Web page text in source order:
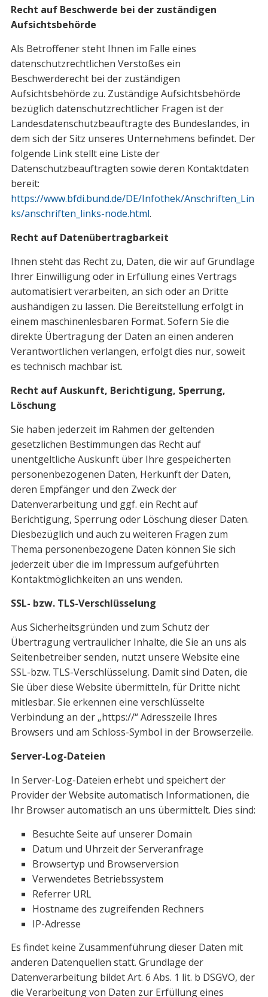
Recht auf Beschwerde bei der zuständigen
Aufsichtsbehörde
Als Betroffener steht Ihnen im Falle eines
datenschutzrechtlichen Verstoßes ein
Beschwerderecht bei der zuständigen
Aufsichtsbehörde zu. Zuständige Aufsichtsbehörde
bezüglich datenschutzrechtlicher Fragen ist der
Landesdatenschutzbeauftragte des Bundeslandes, in
dem sich der Sitz unseres Unternehmens befindet. Der
folgende Link stellt eine Liste der
Datenschutzbeauftragten sowie deren Kontaktdaten
bereit:
https://www.bfdi.bund.de/DE/Infothek/Anschriften_Lin
ks/anschriften_links-node.html.
Recht auf Datenübertragbarkeit
Ihnen steht das Recht zu, Daten, die wir auf Grundlage
Ihrer Einwilligung oder in Erfüllung eines Vertrags
automatisiert verarbeiten, an sich oder an Dritte
aushändigen zu lassen. Die Bereitstellung erfolgt in
einem maschinenlesbaren Format. Sofern Sie die
direkte Übertragung der Daten an einen anderen
Verantwortlichen verlangen, erfolgt dies nur, soweit
es technisch machbar ist.
Recht auf Auskunft, Berichtigung, Sperrung,
Löschung
Sie haben jederzeit im Rahmen der geltenden
gesetzlichen Bestimmungen das Recht auf
unentgeltliche Auskunft über Ihre gespeicherten
personenbezogenen Daten, Herkunft der Daten,
deren Empfänger und den Zweck der
Datenverarbeitung und ggf. ein Recht auf
Berichtigung, Sperrung oder Löschung dieser Daten.
Diesbezüglich und auch zu weiteren Fragen zum
Thema personenbezogene Daten können Sie sich
jederzeit über die im Impressum aufgeführten
Kontaktmöglichkeiten an uns wenden.
SSL- bzw. TLS-Verschlüsselung
Aus Sicherheitsgründen und zum Schutz der
Übertragung vertraulicher Inhalte, die Sie an uns als
Seitenbetreiber senden, nutzt unsere Website eine
SSL-bzw. TLS-Verschlüsselung. Damit sind Daten, die
Sie über diese Website übermitteln, für Dritte nicht
mitlesbar. Sie erkennen eine verschlüsselte
Verbindung an der „https://“ Adresszeile Ihres
Browsers und am Schloss-Symbol in der Browserzeile.
Server-Log-Dateien
In Server-Log-Dateien erhebt und speichert der
Provider der Website automatisch Informationen, die
Ihr Browser automatisch an uns übermittelt. Dies sind:
Besuchte Seite auf unserer Domain
Datum und Uhrzeit der Serveranfrage
Browsertyp und Browserversion
Verwendetes Betriebssystem
Referrer URL
Hostname des zugreifenden Rechners
IP-Adresse
Es findet keine Zusammenführung dieser Daten mit
anderen Datenquellen statt. Grundlage der
Datenverarbeitung bildet Art. 6 Abs. 1 lit. b DSGVO, der
die Verarbeitung von Daten zur Erfüllung eines